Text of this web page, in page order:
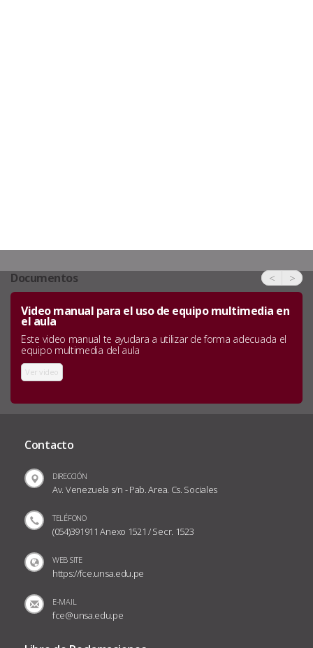
Documentos < >
Video manual para el uso de equipo multimedia en
el aula
Este video manual te ayudara a utilizar de forma adecuada el
equipo multimedia del aula
Ver video
Contacto
DIRECCIÓN
Av. Venezuela s/n - Pab. Area. Cs. Sociales
TELÉFONO
(054)391911 Anexo 1521 / Secr. 1523
WEB SITE
https://fce.unsa.edu.pe
E-MAIL
fce@unsa.edu.pe